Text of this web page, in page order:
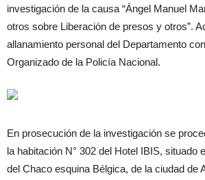
investigación de la causa “Ángel Manuel
otros sobre Liberación de presos y otros”.
allanamiento personal del Departamento
Organizado de la Policía Nacional.
En prosecución de la investigación se
la habitación N° 302 del Hotel IBIS, situado
del Chaco esquina Bélgica, de la ciudad de